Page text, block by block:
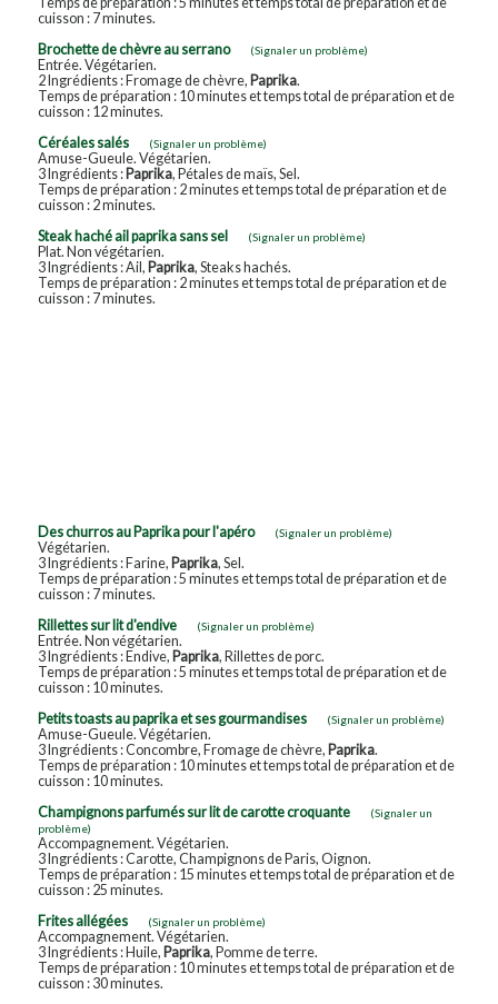
cuisson : 7 minutes.
Brochette de chèvre au serrano
(Signaler un problème)
Entrée. Végétarien.
2 Ingrédients : Fromage de chèvre, Paprika.
Temps de préparation : 10 minutes et temps total de préparation et de
cuisson : 12 minutes.
Céréales salés
(Signaler un problème)
Amuse-Gueule. Végétarien.
3 Ingrédients : Paprika, Pétales de maïs, Sel.
Temps de préparation : 2 minutes et temps total de préparation et de
cuisson : 2 minutes.
Steak haché ail paprika sans sel
(Signaler un problème)
Plat. Non végétarien.
3 Ingrédients : Ail, Paprika, Steaks hachés.
Temps de préparation : 2 minutes et temps total de préparation et de
cuisson : 7 minutes.
Des churros au Paprika pour l'apéro (Signaler un problème)
Végétarien.
3 Ingrédients : Farine, Paprika, Sel.
Temps de préparation : 5 minutes et temps total de préparation et de
cuisson : 7 minutes.
Rillettes sur lit d'endive
(Signaler un problème)
Entrée. Non végétarien.
3 Ingrédients : Endive, Paprika, Rillettes de porc.
Temps de préparation : 5 minutes et temps total de préparation et de
cuisson : 10 minutes.
Petits toasts au paprika et ses gourmandises
(Signaler un problème)
Amuse-Gueule. Végétarien.
3 Ingrédients : Concombre, Fromage de chèvre, Paprika.
Temps de préparation : 10 minutes et temps total de préparation et de
cuisson : 10 minutes.
Champignons parfumés sur lit de carotte croquante
(Signaler un
problème)
Accompagnement. Végétarien.
3 Ingrédients : Carotte, Champignons de Paris, Oignon.
Temps de préparation : 15 minutes et temps total de préparation et de
cuisson : 25 minutes.
Frites allégées
(Signaler un problème)
Accompagnement. Végétarien.
3 Ingrédients : Huile, Paprika, Pomme de terre.
Temps de préparation : 10 minutes et temps total de préparation et de
cuisson : 30 minutes.